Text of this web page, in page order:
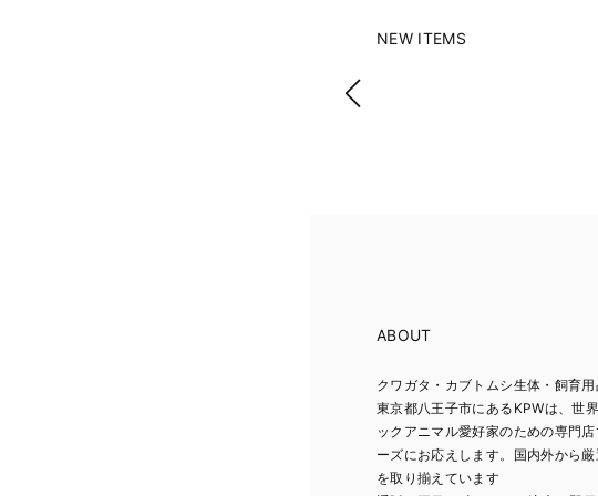
NEW ITEMS
ABOUT
クワガタ・カブトムシ生体・飼育
東京都八王子市にあるKPWは、世
ックアニマル愛好家のための専門
ーズにお応えします。国内外から
を取り揃えています